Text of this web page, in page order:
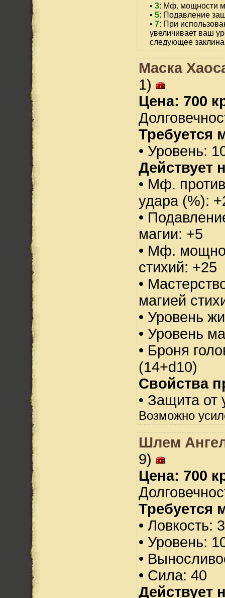
• 3: Мф. мощности
• 5: Подавление
• 7: При
увеличивает ваш
следующее
Маска
1)
Цена: 700
Требуется
• Уровень:
Действует
• Мф.
удара (%):
•
магии: +5
• Мф.
стихий: +25
•
магией
• Уровень
• Уровень
• Броня
(14+d10)
Свойства
• Защита от
Возможно
Шлем
9)
Цена: 700
Требуется
• Ловкость:
• Уровень:
•
• Сила: 40
Действует